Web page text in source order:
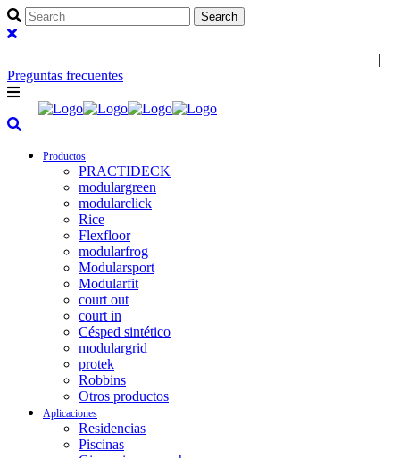
|
Preguntas frecuentes
Productos
PRACTIDECK
modulargreen
modularclick
Rice
Flexfloor
modularfrog
Modularsport
Modularfit
court out
court in
Césped sintético
modulargrid
protek
Robbins
Otros productos
Aplicaciones
Residencias
Piscinas